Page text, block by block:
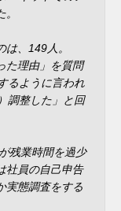
、149人。
た理由」を質問
るように言われ
調整した」と回
残業時間を過少
社員の自己申告
実態調査をする